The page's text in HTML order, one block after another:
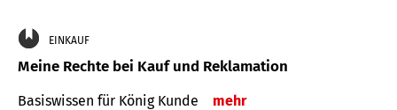
EINKAUF
Meine Rechte bei Kauf und Reklamation
Basiswissen für König Kunde mehr